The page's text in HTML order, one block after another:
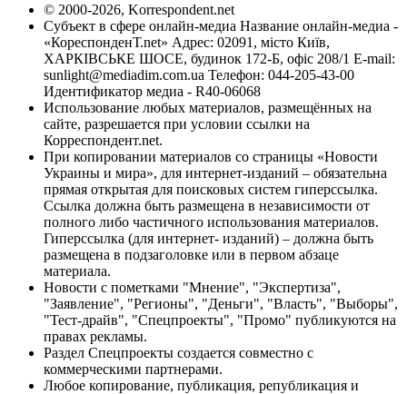
© 2000-2026, Korrespondent.net
Субъект в сфере онлайн-медиа Название онлайн-медиа -
«КореспонденТ.net» Адрес: 02091, місто Київ,
ХАРКІВСЬКЕ ШОСЕ, будинок 172-Б, офіс 208/1 E-mail:
sunlight@mediadim.com.ua Телефон: 044-205-43-00
Идентификатор медиа - R40-06068
Использование любых материалов, размещённых на
сайте, разрешается при условии ссылки на
Корреспондент.net.
При копировании материалов со страницы «Новости
Украины и мира», для интернет-изданий – обязательна
прямая открытая для поисковых систем гиперссылка.
Ссылка должна быть размещена в независимости от
полного либо частичного использования материалов.
Гиперссылка (для интернет- изданий) – должна быть
размещена в подзаголовке или в первом абзаце
материала.
Новости с пометками "Мнение", "Экспертиза",
"Заявление", "Регионы", "Деньги", "Власть", "Выборы",
"Тест-драйв", "Спецпроекты", "Промо" публикуются на
правах рекламы.
Раздел Спецпроекты создается совместно с
коммерческими партнерами.
Любое копирование, публикация, републикация и